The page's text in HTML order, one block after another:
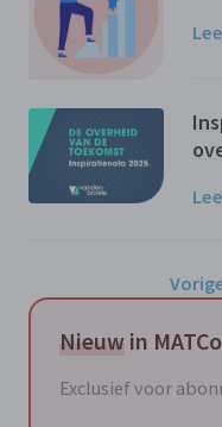
Nieuw in
Exclusief voor